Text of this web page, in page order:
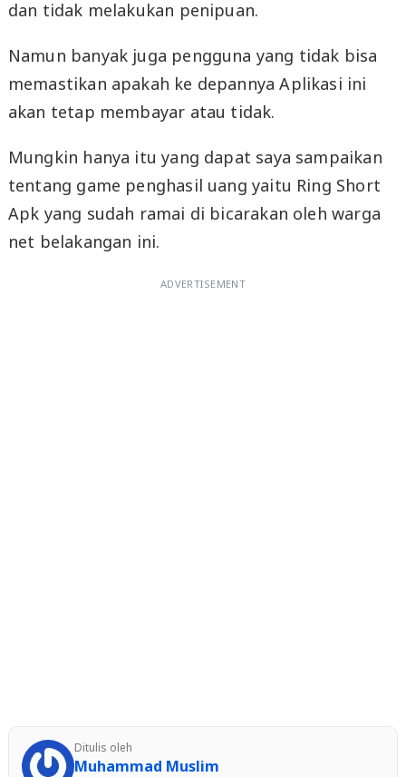
dan tidak melakukan penipuan.
Namun banyak juga pengguna yang tidak bisa
memastikan apakah ke depannya Aplikasi ini
akan tetap membayar atau tidak.
Mungkin hanya itu yang dapat saya sampaikan
tentang game penghasil uang yaitu Ring Short
Apk yang sudah ramai di bicarakan oleh warga
net belakangan ini.
ADVERTISEMENT
Ditulis oleh
Muhammad Muslim